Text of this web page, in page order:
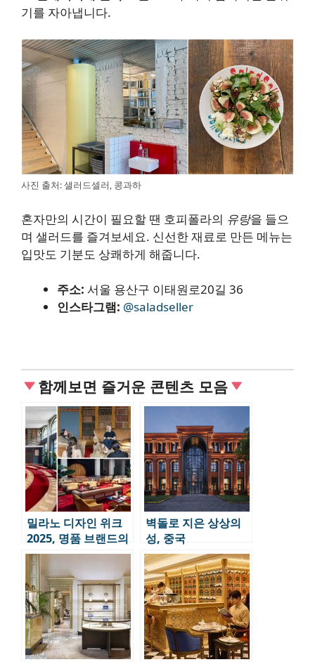
기를 자아냅니다.
사진 출처: 샐러드셀러, 콩과하
혼자만의 시간이 필요할 땐 호피폴라의 유랑을 들으
며 샐러드를 즐겨보세요. 신선한 재료로 만든 메뉴는
입맛도 기분도 상쾌하게 해줍니다.
주소: 서울 용산구 이태원로20길 36
인스타그램: @saladseller
함께보면 즐거운 콘텐츠 모음
밀라노 디자인 위크
2025, 명품 브랜드의
파격적 실험들
벽돌로 지은 상상의
성, 중국
‘Zhongshuge 톈진
서점’의 공간 디자인